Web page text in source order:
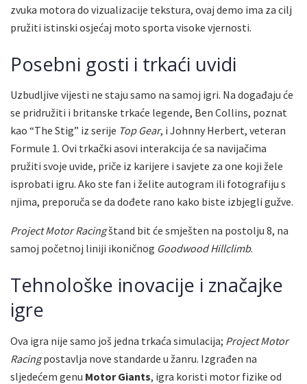
zvuka motora do vizualizacije tekstura, ovaj demo ima za cilj
pružiti istinski osjećaj moto sporta visoke vjernosti.
Posebni gosti i trkaći uvidi
Uzbudljive vijesti ne staju samo na samoj igri. Na događaju će
se pridružiti i britanske trkaće legende, Ben Collins, poznat
kao “The Stig” iz serije Top Gear, i Johnny Herbert, veteran
Formule 1. Ovi trkački asovi interakcija će sa navijačima
pružiti svoje uvide, priče iz karijere i savjete za one koji žele
isprobati igru. Ako ste fan i želite autogram ili fotografiju s
njima, preporuča se da dođete rano kako biste izbjegli gužve.
Project Motor Racingštand bit će smješten na postolju 8, na
samoj početnoj liniji ikoničnog Goodwood Hillclimb.
Tehnološke inovacije i značajke
igre
Ova igra nije samo još jedna trkaća simulacija; Project Motor
Racingpostavlja nove standarde u žanru. Izgrađen na
sljedećem genu Motor Giants, igra koristi motor fizike od